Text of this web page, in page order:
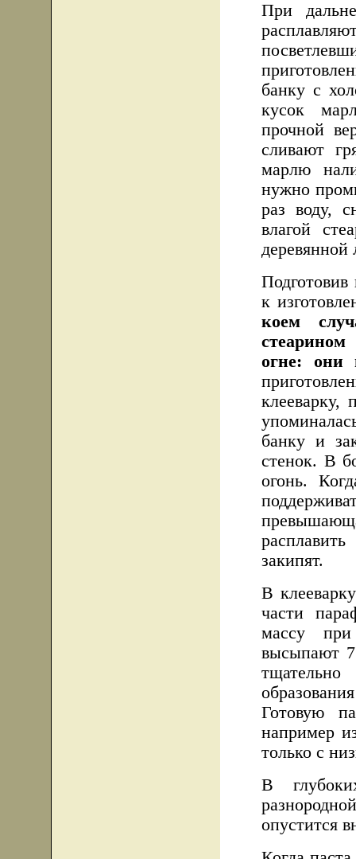
При
банку с
кусок
прочной
сливают
марлю
нужно
раз воду,
влагой
деревянной
к
коем
огне: они
клееварку,
банку и
стенок. В
огонь.
закипят.
В
части
массу
высыпают
тщательно
Готовую
например
только с
В
опустится